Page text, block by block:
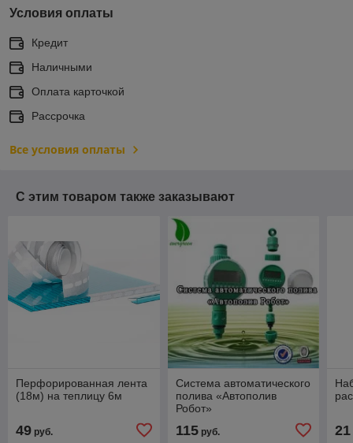
Условия оплаты
Кредит
Наличными
Оплата карточкой
Рассрочка
Все условия оплаты
С этим товаром также заказывают
Перфорированная лента
(18м) на теплицу 6м
49 руб.
Система автоматического
полива «Автополив
Робот»
115руб. 21